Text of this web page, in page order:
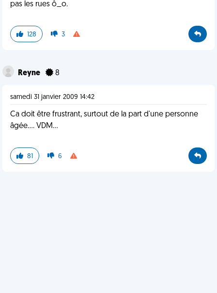
pas les rues ô_o.
128 3
Reyne 8
samedi 31 janvier 2009 14:42
Ca doit être frustrant, surtout de la part d'une personne
âgée.... VDM...
81 6